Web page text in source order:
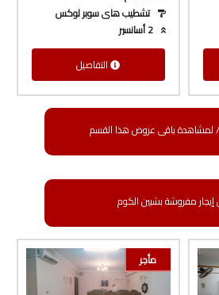
تشطيب هاى سوبر لوكس
2 أسانسير
التفاصيل
لمشاهدة باقى عروض هذا القسم
مفروشة بشبين الكوم
مأجر